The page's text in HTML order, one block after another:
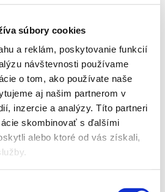
súbory cookies
a reklám, poskytovanie funkcií
návštevnosti používame
o tom, ako používate naše
aj našim partnerom v
inzercie a analýzy. Títo partneri
skombinovať s ďalšími
alebo ktoré od vás získali,
in culpa.
ullamc laboris sed nisit aliquip ex
duis sit amet consecter adipisicing
incididunt ut labore.
magna exercitation laboris nisis